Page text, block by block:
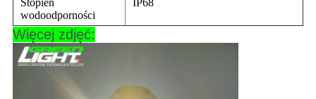
Stopień
wodoodporności
IP68
Więcej zdjęć: